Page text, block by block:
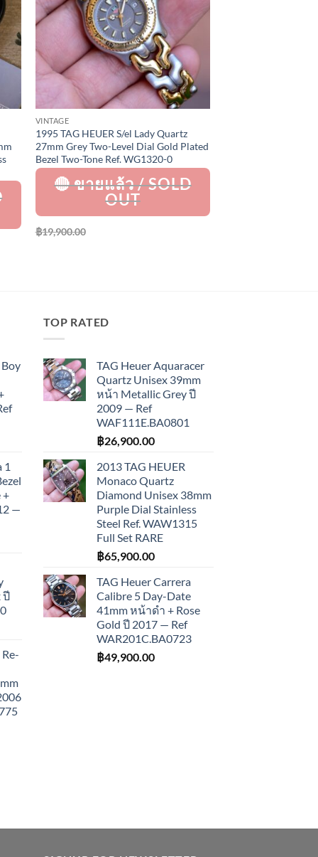
VINTAGE
1995 TAG HEUER S/el Lady Quartz
27mm Grey Two-Level Dial Gold Plated
Bezel Two-Tone Ref. WG1320-0
฿19,900.00
1
+
—
ปี
TOP RATED
TAG Heuer Aquaracer
Quartz Unisex 39mm
หน้า Metallic Grey ปี
2009 — Ref
WAF111E.BA0801
฿26,900.00
2013 TAG HEUER
Monaco Quartz
Diamond Unisex 38mm
Purple Dial Stainless
Steel Ref. WAW1315
Full Set RARE
฿65,900.00
TAG Heuer Carrera
Calibre 5 Day-Date
41mm หน้าดำ + Rose
Gold ปี 2017 — Ref
WAR201C.BA0723
฿49,900.00